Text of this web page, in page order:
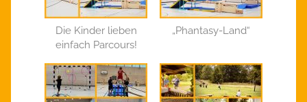
Die Kinder lieben
einfach Parcours!
„Phantasy-Land“